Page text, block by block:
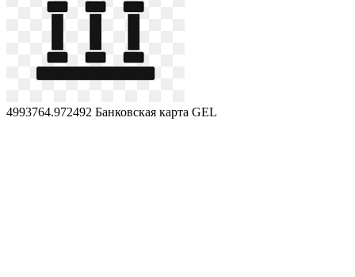
4993764.972492 Банковская карта GEL